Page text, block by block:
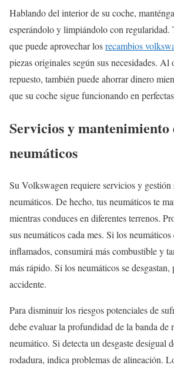
Hablando del interior de su coche,
esperándolo y limpiándolo con regularidad.
que puede aprovechar losrecambios
piezas originales según sus necesidades. Al
repuesto, también puede ahorrar dinero
que su coche sigue funcionando en
Servicios y mantenimiento
neumáticos
Su Volkswagen requiere servicios y gestión
neumáticos. De hecho, tus neumáticos te
mientras conduces en diferentes terrenos.
sus neumáticos cada mes. Si los neumáticos
inflamados, consumirá más combustible y
más rápido. Si los neumáticos se desgastan,
accidente.
Para disminuir los riesgos potenciales de
debe evaluar la profundidad de la banda de
neumático. Si detecta un desgaste desigual
rodadura, indica problemas de alineación.